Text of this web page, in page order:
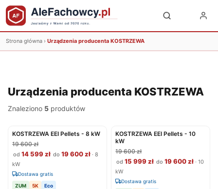
Strona główna › Urządzenia producenta KOSTRZEWA
Urządzenia producenta KOSTRZEWA
Znaleziono 5 produktów
KOSTRZEWA EEI Pellets - 8 kW
19 600 zł
od 14 599 zł do 19 600 zł · 8
kW
Dostawa gratis
ZUM
5K Eco
KOSTRZEWA EEI Pellets - 10
kW
19 600 zł
od 15 999 zł do 19 600 zł · 10
kW
Dostawa gratis